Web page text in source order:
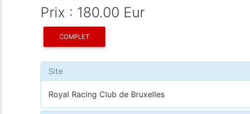
Prix : 180.00 Eur
COMPLET
Site
Royal Racing Club de Bruxelles